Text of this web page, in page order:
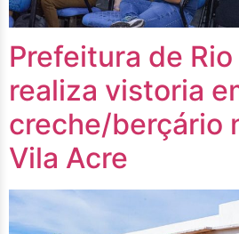
Prefeitura de
realiza vistoria
creche/berçário
Vila Acre